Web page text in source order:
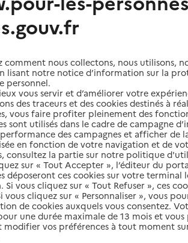
établissements
pour personnes
(EHPAD)
Ajouter cette recherche aux favoris
comment nous collectons, nous utilisons,
lisant notre notice d’information sur la
personnel.
vous servir et d’améliorer votre
des traceurs et des cookies destinés à
vous faire profiter pleinement des
sont utilisés dans le cadre de campagne
des campagnes et afficher de
en fonction de votre navigation et de
consultez la partie sur notre politique
sur « Tout Accepter », l’éditeur du
déposeront ces cookies sur votre terminal
Si vous cliquez sur « Tout Refuser », ces
vous cliquez sur « Personnaliser », vous
de cookies auxquels vous consentez.
une durée maximale de 13 mois et
vos préférences à tout moment